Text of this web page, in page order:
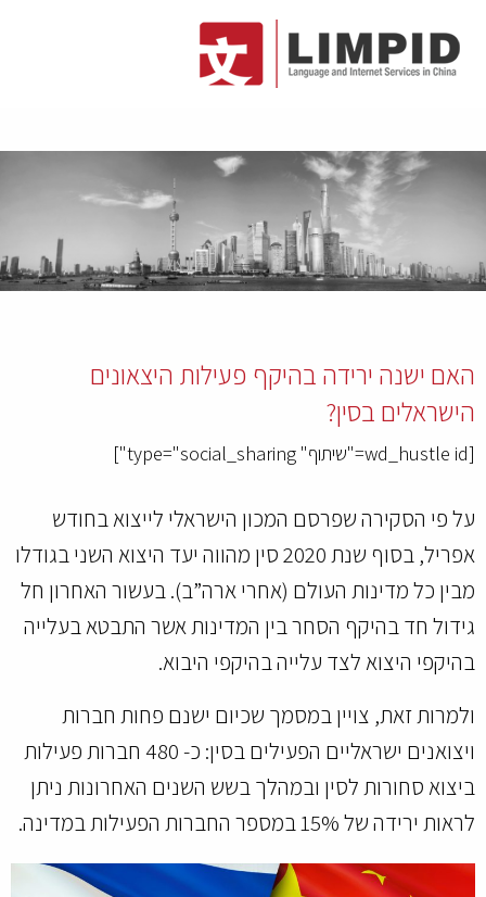
האם ישנה ירידה בהיקף פעילות היצאונים
הישראלים בסין?
[wd_hustle id="שיתוף" type="social_sharing"]
על פי הסקירה שפרסם המכון הישראלי לייצוא בחודש
אפריל, בסוף שנת 2020 סין מהווה יעד היצוא השני בגודלו
מבין כל מדינות העולם (אחרי ארה”ב). בעשור האחרון חל
גידול חד בהיקף הסחר בין המדינות אשר התבטא בעלייה
בהיקפי היצוא לצד עלייה בהיקפי היבוא.
ולמרות זאת, צויין במסמך שכיום ישנם פחות חברות
ויצואנים ישראליים הפעילים בסין: כ- 480 חברות פעילות
ביצוא סחורות לסין ובמהלך בשש השנים האחרונות ניתן
לראות ירידה של 15% במספר החברות הפעילות במדינה.